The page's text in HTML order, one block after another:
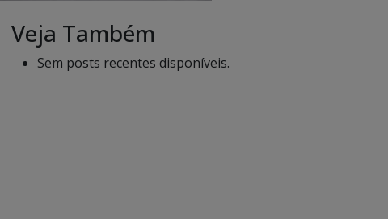
Veja Também
Sem posts recentes disponíveis.